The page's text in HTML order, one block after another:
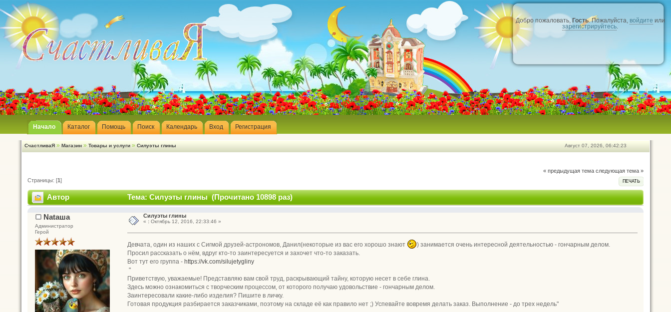
Добро пожаловать,Гость. Пожалуйста, войдите или
зарегистрируйтесь.
Начало Каталог Помощь Поиск Календарь Вход Регистрация
Август 07, 2026, 06:42:23
СчастливаЯ » Магазин » Товары и услуги » Силуэты глины
« предыдущая тема следующая тема »
ПЕЧАТЬ
Страницы: [1]
Автор Тема: Силуэты глины (Прочитано 10898 раз)
Nataшa
Администратор
Герой
Силуэты глины
« :Октябрь 12, 2016, 22:33:46 »
Девчата, один из наших с Сигмой друзей-астрономов, Данил(некоторые из вас его хорошо знают
) занимается очень интересной деятельностью - гончарным делом.
Просил рассказать о нём, вдруг кто-то заинтересуется и захочет что-то заказать.
Вот тут его группа - https://vk.com/silujetygliny
"
Приветствую, уважаемые! Представляю вам свой труд, раскрывающий тайну, которую несет в себе глина.
Здесь можно ознакомиться с творческим процессом, от которого получаю удовольствие - гончарным делом.
Заинтересовали какие-либо изделия? Пишите в личку.
Готовая продукция разбирается заказчиками, поэтому на складе её как правило нет ;) Успевайте вовремя делать заказ. Выполнение - до трех недель"